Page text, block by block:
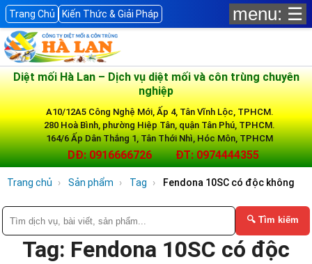
Trang Chủ Kiến Thức & Giải Pháp menu: ☰
Diệt mối Hà Lan – Dịch vụ diệt mối và côn trùng chuyên
nghiệp
A10/12A5 Công Nghệ Mới, Ấp 4, Tân Vĩnh Lộc, TPHCM.
280 Hoà Bình, phường Hiệp Tân, quận Tân Phú, TPHCM.
164/6 Ấp Dân Thắng 1, Tân Thới Nhì, Hóc Môn, TPHCM
DĐ: 0916666726 ĐT: 0974444355
Trang chủ Sản phẩm Tag Fendona 10SC có độc không
🔍 Tìm kiếm
Tag: Fendona 10SC có độc